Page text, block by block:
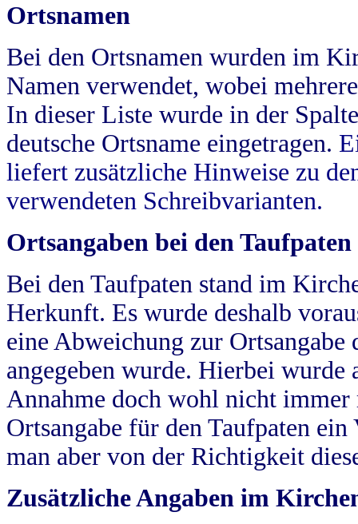
Ortsnamen
Bei den Ortsnamen wurden im
Namen verwendet, wobei
In dieser Liste wurde in der
deutsche Ortsname eingetragen.
liefert zusätzliche Hinweise zu
verwendeten Schreibvarianten.
Ortsangaben bei den Taufpaten
Bei den Taufpaten stand im
Herkunft. Es wurde deshalb
eine Abweichung zur
angegeben wurde. Hierbei wurde
Annahme doch wohl nicht
Ortsangabe für den Taufpaten
man aber von der Richtigkeit
Zusätzliche Angaben im